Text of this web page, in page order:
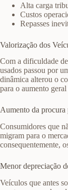
Alta carga
Custos
Repasses
Valorização dos
Com a dificuldade
usados passou por
dinâmica alterou o
para o aumento
Aumento da procura
Consumidores que
migram para o
consequentemente,
Menor depreciação
Veículos que antes